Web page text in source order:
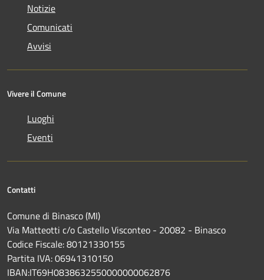
Notizie
Comunicati
Avvisi
Vivere il Comune
Luoghi
Eventi
Contatti
Comune di Binasco (MI)
Via Matteotti c/o Castello Visconteo - 20082 - Binasco
Codice Fiscale: 80121330155
Partita IVA: 06941310150
IBAN:IT69H0838632550000000062876